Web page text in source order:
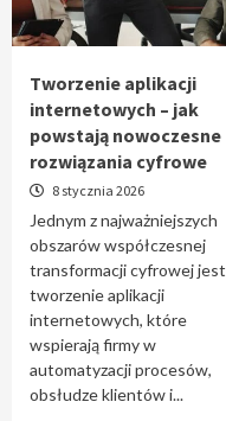
Tworzenie aplikacji
internetowych – jak
powstają nowoczesne
rozwiązania cyfrowe
8 stycznia 2026
Jednym z najważniejszych
obszarów współczesnej
transformacji cyfrowej jest
tworzenie aplikacji
internetowych, które
wspierają firmy w
automatyzacji procesów,
obsłudze klientów i...